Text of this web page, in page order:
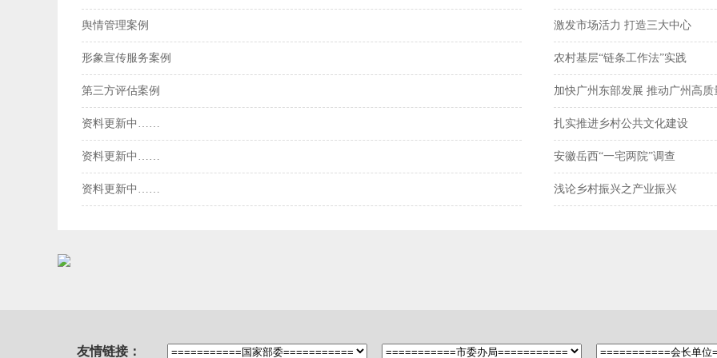
舆情管理案例
形象宣传服务案例
第三方评估案例
资料更新中……
资料更新中……
资料更新中……
激发市场活力 打造三大中心
农村基层“链条工作法”实践
加快广州东部发展 推动广州高质
扎实推进乡村公共文化建设
安徽岳西“一宅两院”调查
浅论乡村振兴之产业振兴
友情链接：